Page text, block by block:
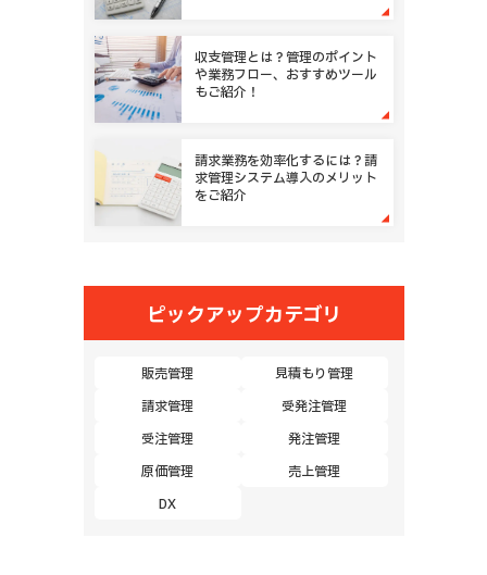
収支管理とは？管理のポイント
や業務フロー、おすすめツール
もご紹介！
請求業務を効率化するには？請
求管理システム導入のメリット
をご紹介
ピックアップカテゴリ
販売管理
見積もり管理
請求管理
受発注管理
受注管理
発注管理
原価管理
売上管理
DX